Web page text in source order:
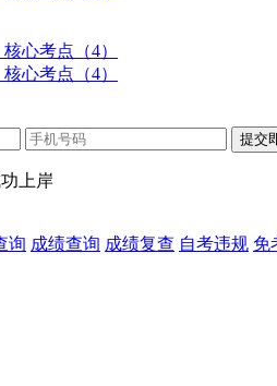
心考点（4）
心考点（4）
上岸
询 成绩查询 成绩复查 自考违规 免